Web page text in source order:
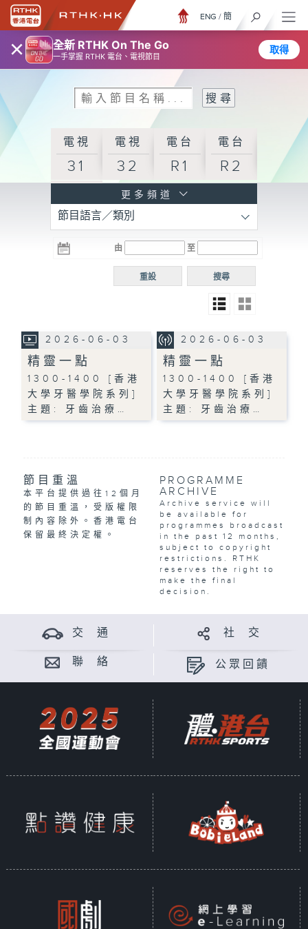
× 全新 RTHK On The Go
一手掌握 RTHK 電台、電視節目
取得
ENG / 簡
電視
31
電視
32
電台
R1
電台
R2
R3
電台 電台
R5
電台
普通
更多頻道
節目語言／類別
由 至
搜尋
重設
2026-06-03
精靈一點
1300-1400 [香港
大學牙醫學院系列]
主題: 牙齒治療…
2026-06-03
精靈一點
1300-1400 [香港
大學牙醫學院系列]
主題: 牙齒治療…
節目重溫
本平台提供過往12個月
的節目重溫，受版權限
制內容除外。香港電台
保留最終決定權。
PROGRAMME
ARCHIVE
Archive service will
be available for
programmes broadcast
in the past 12 months,
subject to copyright
restrictions. RTHK
reserves the right to
make the final
decision.
交 通 社 交
聯 絡 公眾回饋